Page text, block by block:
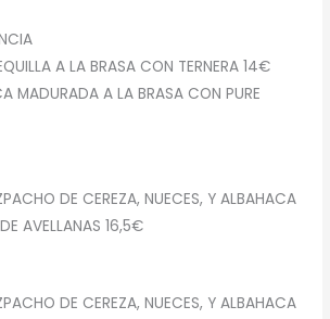
A LA BRASA CON TERNERA 14€
MADURADA A LA BRASA CON PURE
DE CEREZA, NUECES, Y ALBAHACA
AVELLANAS 16,5€
DE CEREZA, NUECES, Y ALBAHACA